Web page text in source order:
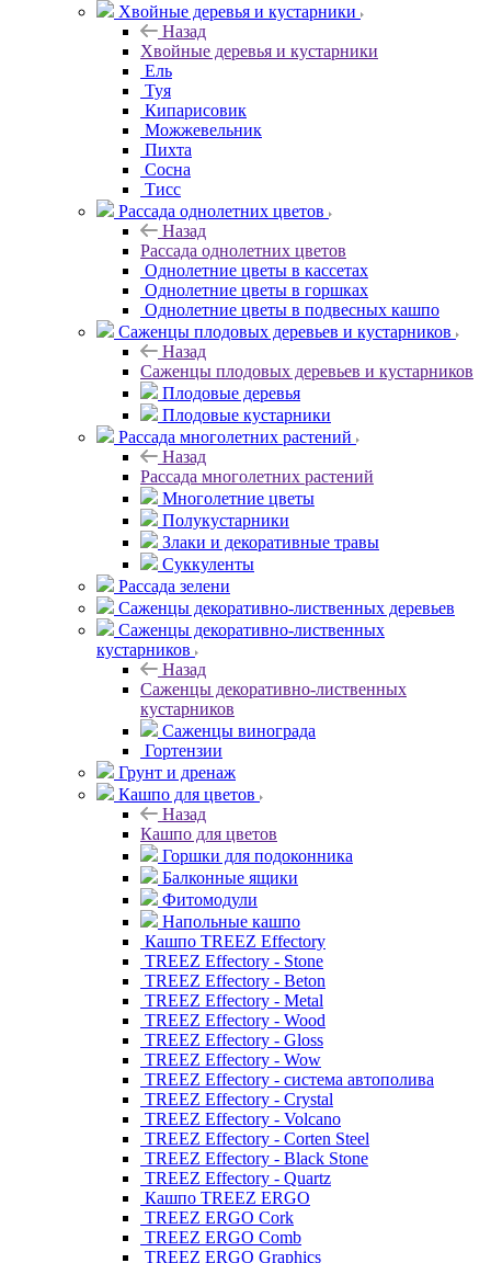
Хвойные деревья и кустарники
Назад
Хвойные деревья и кустарники
Ель
Туя
Кипарисовик
Можжевельник
Пихта
Сосна
Тисc
Рассада однолетних цветов
Назад
Рассада однолетних цветов
Однолетние цветы в кассетах
Однолетние цветы в горшках
Однолетние цветы в подвесных кашпо
Саженцы плодовых деревьев и кустарников
Назад
Саженцы плодовых деревьев и кустарников
Плодовые деревья
Плодовые кустарники
Рассада многолетних растений
Назад
Рассада многолетних растений
Многолетние цветы
Полукустарники
Злаки и декоративные травы
Суккуленты
Рассада зелени
Саженцы декоративно-лиственных деревьев
Саженцы декоративно-лиственных
кустарников
Назад
Саженцы декоративно-лиственных
кустарников
Саженцы винограда
Гортензии
Грунт и дренаж
Кашпо для цветов
Назад
Кашпо для цветов
Горшки для подоконника
Балконные ящики
Фитомодули
Напольные кашпо
Кашпо TREEZ Effectory
TREEZ Effectory - Stone
TREEZ Effectory - Beton
TREEZ Effectory - Metal
TREEZ Effectory - Wood
TREEZ Effectory - Gloss
TREEZ Effectory - Wow
TREEZ Effectory - система автополива
TREEZ Effectory - Crystal
TREEZ Effectory - Volcano
TREEZ Effectory - Corten Steel
TREEZ Effectory - Black Stone
TREEZ Effectory - Quartz
Кашпо TREEZ ERGO
TREEZ ERGO Cork
TREEZ ERGO Comb
TREEZ ERGO Graphics